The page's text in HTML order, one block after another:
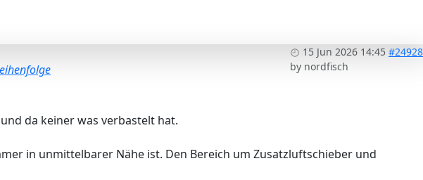
15 Jun 2026 14:45 #24928
by nordfisch
da keiner was verbastelt hat.
in unmittelbarer Nähe ist. Den Bereich um Zusatzluftschieber und